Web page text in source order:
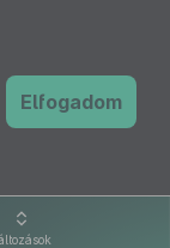
Elfogadom